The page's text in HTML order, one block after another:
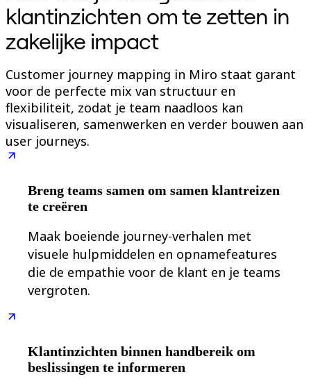
Kleine bedrijven
Start-ups
Per branche
Digitaal
Productie
Retail
Financiële dienstverlening
Levenswetenschappen en farmacie
Per team
Bedrijfsactiviteiten
Productbesturingssysteem
AI-transformatie
Werkwijzen-transformatie
Digitale werknemerservaring
Academy
Webinars
klantinzichten om te zetten in
zakelijke impact
Customer journey mapping in Miro staat garant
voor de perfecte mix van structuur en
flexibiliteit, zodat je team naadloos kan
visualiseren, samenwerken en verder bouwen aan
user journeys.
Breng teams samen om samen klantreizen
te creëren
Maak boeiende journey-verhalen met
visuele hulpmiddelen en opnamefeatures
die de empathie voor de klant en je teams
vergroten.
Klantinzichten binnen handbereik om
beslissingen te informeren